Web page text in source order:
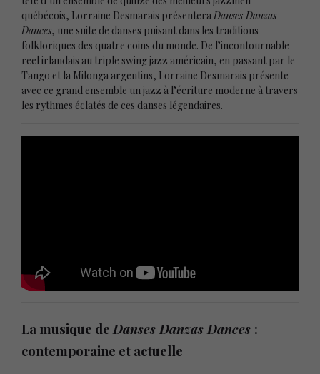
québécois, Lorraine Desmarais présenteraDanses Danzas
Dances, une suite de danses puisant dans les traditions
folkloriques des quatre coins du monde. De l’incontournable
reel irlandais au triple swing jazz américain, en passant par le
Tango et la Milonga argentins, Lorraine Desmarais présente
avec ce grand ensemble un jazz à l’écriture moderne à travers
les rythmes éclatés de ces danses légendaires.
La musique deDanses Danzas Dances :
contemporaine et actuelle